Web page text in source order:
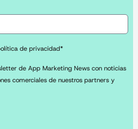
de privacidad*
de App Marketing News con noticias
comerciales de nuestros partners y